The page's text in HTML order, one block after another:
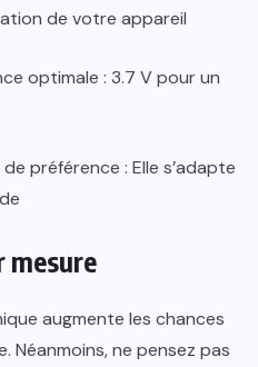
de votre appareil
optimale : 3.7 V pour un
préférence : Elle s’adapte
mesure
augmente les chances
Néanmoins, ne pensez pas